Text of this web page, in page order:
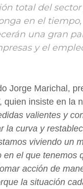
total del sector
en el tiempo,
una gran
y el
Jorge Marichal,
quien insiste en la
valientes y
la curva y
viviendo un
en el que tenemos
acción de
la situación